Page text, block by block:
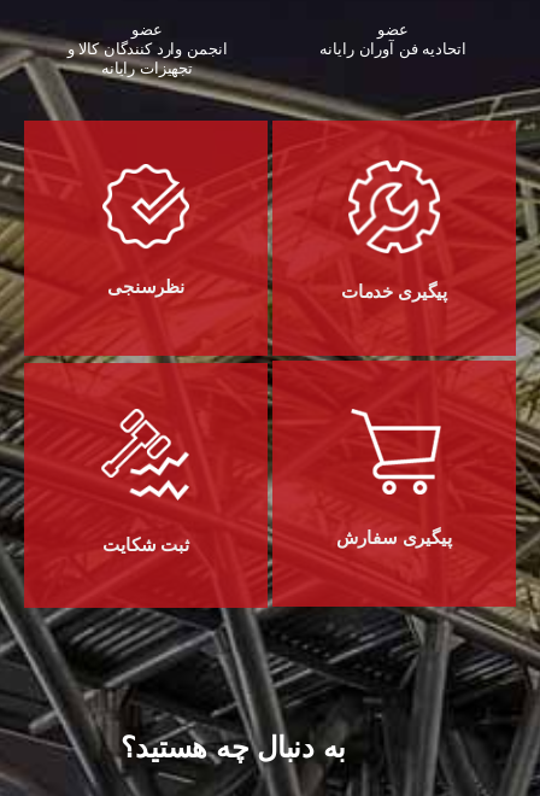
عضو
اتحادیه فن آوران رایانه
عضو
انجمن وارد کنندگان کالا و
تجهیزات رایانه‌
پیگیری خدمات نظرسنجی
پیگیری سفارش ثبت شکایت
به دنبال چه هستید؟